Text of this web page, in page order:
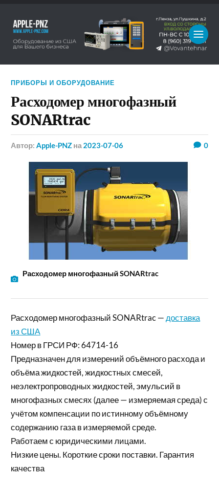
ПРИБОРЫ И ОБОРУДОВАНИЕ
Расходомер многофазный
SONARtrac
Автор:Apple-PNZ на 2023-07-06 0
Расходомер многофазный SONARtrac
Расходомер многофазный SONARtrac — доставка
из США
Номер в ГРСИ РФ: 64714-16
Предназначен для измерений объёмного расхода и
объёма жидкостей, жидкостных смесей,
неэлектропроводных жидкостей, эмульсий в
многофазных смесях (далее — измеряемая среда) с
учётом компенсации по истинному объёмному
содержанию газа в измеряемой среде.
Работаем с юридическими лицами.
Низкие цены. Короткие сроки поставки. Гарантия
качества